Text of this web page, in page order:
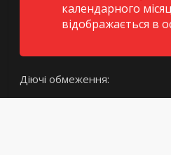
календарного
відображається в
Діючі обмеження: